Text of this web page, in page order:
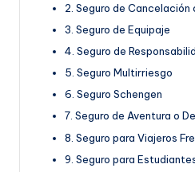
2. Seguro de Cancelación
3. Seguro de Equipaje
4. Seguro de
5. Seguro Multirriesgo
6. Seguro Schengen
7. Seguro de Aventura o
8. Seguro para Viajeros
9. Seguro para